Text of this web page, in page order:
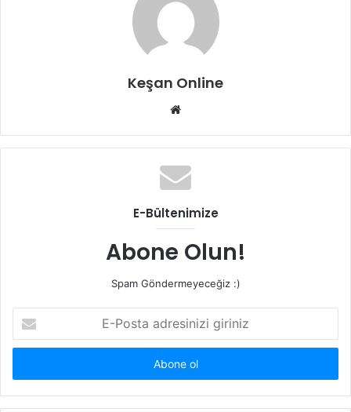
Keşan Online
Web
E-Bültenimize
Abone Olun!
Spam Göndermeyeceğiz :)
Posta
adresinizi